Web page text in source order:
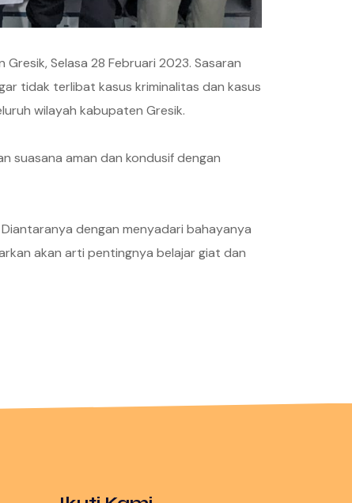
Selasa 28 Februari 2023. Sasaran
tidak terlibat kasus kriminalitas dan kasus
wilayah kabupaten Gresik.
suasana aman dan kondusif dengan
dengan menyadari bahayanya
akan arti pentingnya belajar giat dan